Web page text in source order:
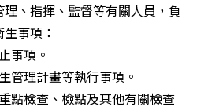
、指揮、監督等有關人員，負
事項：
事項。
管理計畫等執行事項。
點檢查、檢點及其他有關檢查